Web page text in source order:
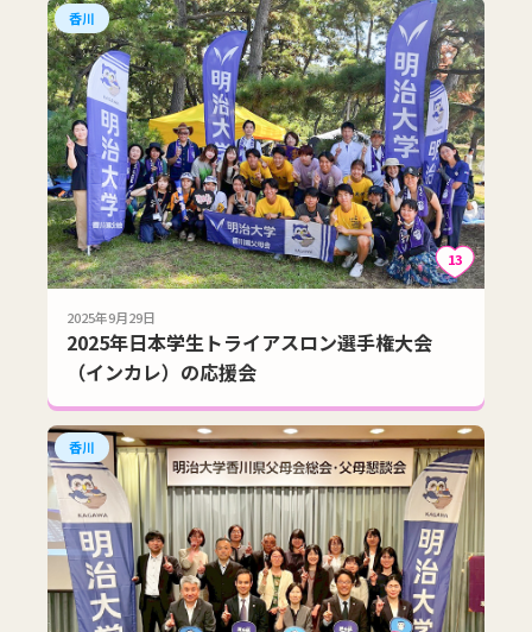
香川
13
2025年9月29日
2025年日本学生トライアスロン選手権大会
（インカレ）の応援会
香川